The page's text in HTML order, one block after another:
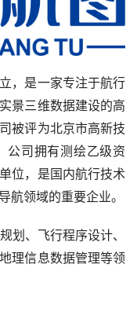
，是一家专注于航行
景三维数据建设的高
被评为北京市高新技
公司拥有测绘乙级资
位，是国内航行技术
航领域的重要企业。
划、飞行程序设计、
理信息数据管理等领